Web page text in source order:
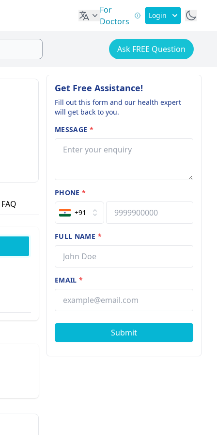
For
Doctors
Login
Ask FREE Question
FAQ
Get Free Assistance!
Fill out this form and our health expert
will get back to you.
MESSAGE *
PHONE*
+91
FULL NAME *
EMAIL*
Submit